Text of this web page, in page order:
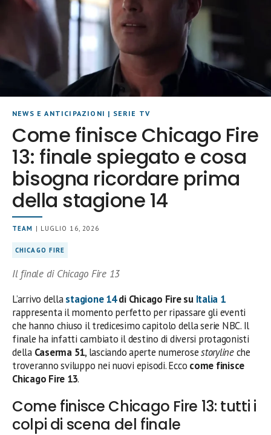
NEWS E ANTICIPAZIONI | SERIE TV
Come finisce Chicago Fire
13: finale spiegato e cosa
bisogna ricordare prima
della stagione 14
TEAM | LUGLIO 16, 2026
CHICAGO FIRE
Il finale di Chicago Fire 13
L’arrivo dellastagione 14di Chicago Fire suItalia 1
rappresenta il momento perfetto per ripassare gli eventi
che hanno chiuso il tredicesimo capitolo della serie NBC. Il
finale ha infatti cambiato il destino di diversi protagonisti
della Caserma 51, lasciando aperte numerosestorylineche
troveranno sviluppo nei nuovi episodi. Ecco come finisce
Chicago Fire 13.
Come finisce Chicago Fire 13: tutti i
colpi di scena del finale